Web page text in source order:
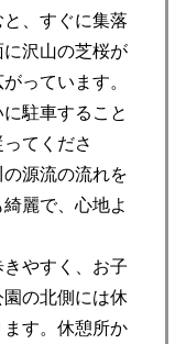
、すぐに集落
沢山の芝桜が
っています。
駐車すること
てくださ
源流の流れを
麗で、心地よ
やすく、お子
の北側には休
す。休憩所か